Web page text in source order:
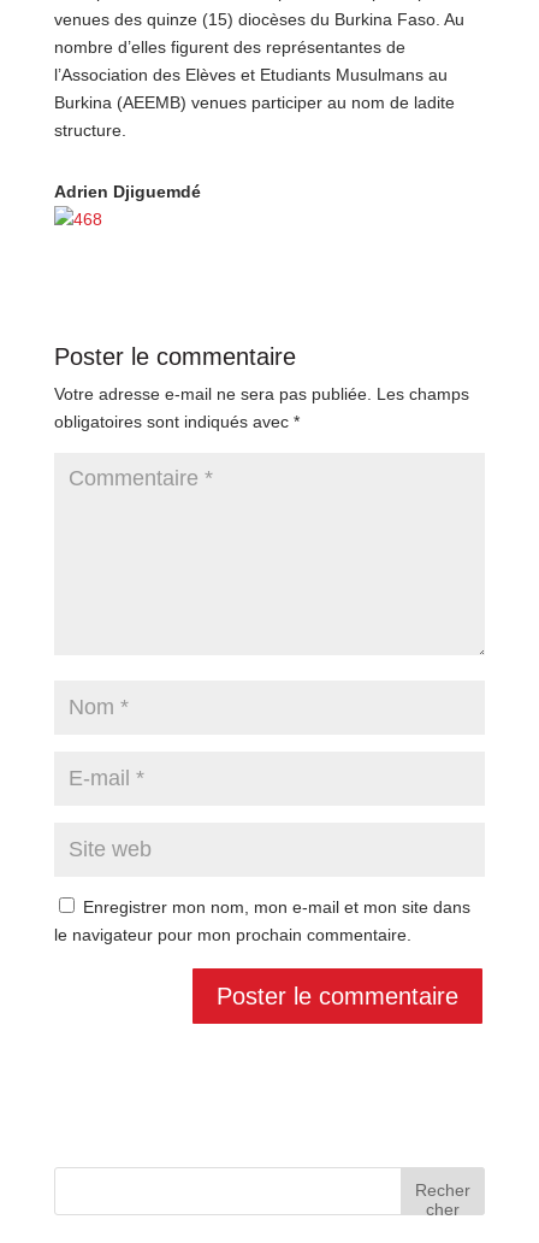
venues des quinze (15) diocèses du Burkina Faso. Au
nombre d’elles figurent des représentantes de
l’Association des Elèves et Etudiants Musulmans au
Burkina (AEEMB) venues participer au nom de ladite
structure.
Adrien Djiguemdé
Poster le commentaire
Votre adresse e-mail ne sera pas publiée. Les champs
obligatoires sont indiqués avec *
Enregistrer mon nom, mon e-mail et mon site dans
le navigateur pour mon prochain commentaire.
Recher
cher